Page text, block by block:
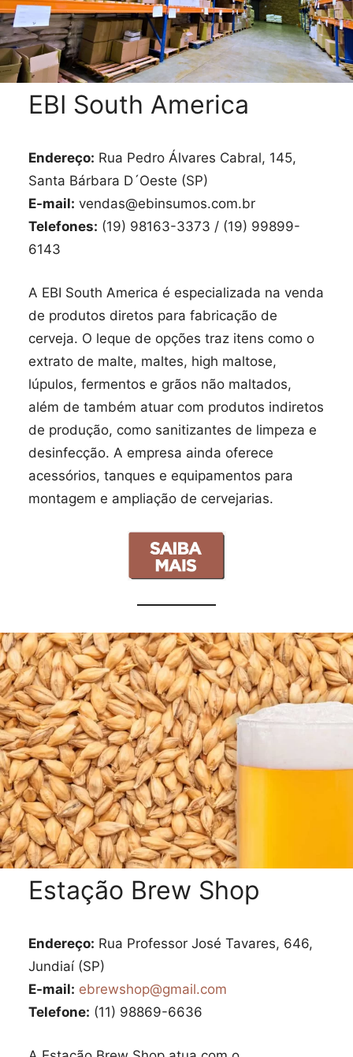
EBI South America
Endereço: Rua Pedro Álvares Cabral, 145,
Santa Bárbara D´Oeste (SP)
E-mail: vendas@ebinsumos.com.br
Telefones: (19) 98163-3373 / (19) 99899-
6143
A EBI South America é especializada na venda
de produtos diretos para fabricação de
cerveja. O leque de opções traz itens como o
extrato de malte, maltes, high maltose,
lúpulos, fermentos e grãos não maltados,
além de também atuar com produtos indiretos
de produção, como sanitizantes de limpeza e
desinfecção. A empresa ainda oferece
acessórios, tanques e equipamentos para
montagem e ampliação de cervejarias.
Estação Brew Shop
Endereço: Rua Professor José Tavares, 646,
Jundiaí (SP)
E-mail: ebrewshop@gmail.com
Telefone: (11) 98869-6636